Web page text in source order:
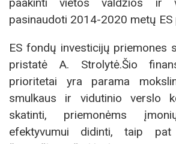
pasinaudoti 2014-2020 metų ES
ES fondų investicijų priemones
pristatė A. Strolytė.Šio
prioritetai yra parama
smulkaus ir vidutinio verslo
skatinti, priemonėms
efektyvumui didinti, taip